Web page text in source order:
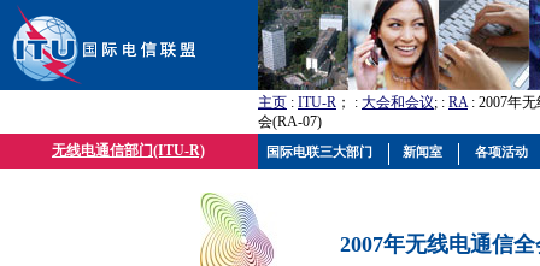
主页 : ITU-R ； : 大会和会议; : RA: 2007年
会(RA-07)
无线电通信部门(ITU-R)
2007年无线电通信
国际电联三大部门 新闻室 各项活动